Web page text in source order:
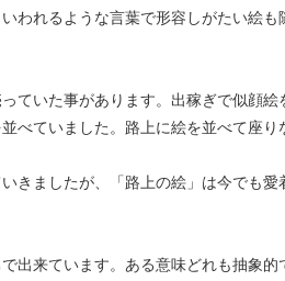
われるような言葉で形容しがたい絵も
ていた事があります。出稼ぎで似顔
べていました。路上に絵を並べて座り
きましたが、「路上の絵」は今でも
出来ています。ある意味どれも抽象的